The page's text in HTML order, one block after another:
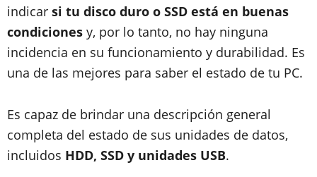
indicar si tu disco duro o SSD está en buenas
condiciones y, por lo tanto, no hay ninguna
incidencia en su funcionamiento y durabilidad. Es
una de las mejores para saber el estado de tu PC.
Es capaz de brindar una descripción general
completa del estado de sus unidades de datos,
incluidos HDD, SSD y unidades USB.